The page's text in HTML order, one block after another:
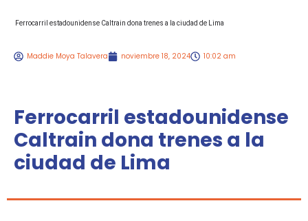
Ferrocarril estadounidense Caltrain dona trenes a la ciudad de Lima
Maddie Moya Talavera noviembre 18, 2024 10:02 am
Ferrocarril estadounidense
Caltrain dona trenes a la
ciudad de Lima